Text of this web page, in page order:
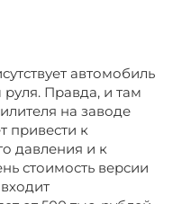
автомобиль
Правда, и там
на заводе
привести к
давления и к
стоимость версии